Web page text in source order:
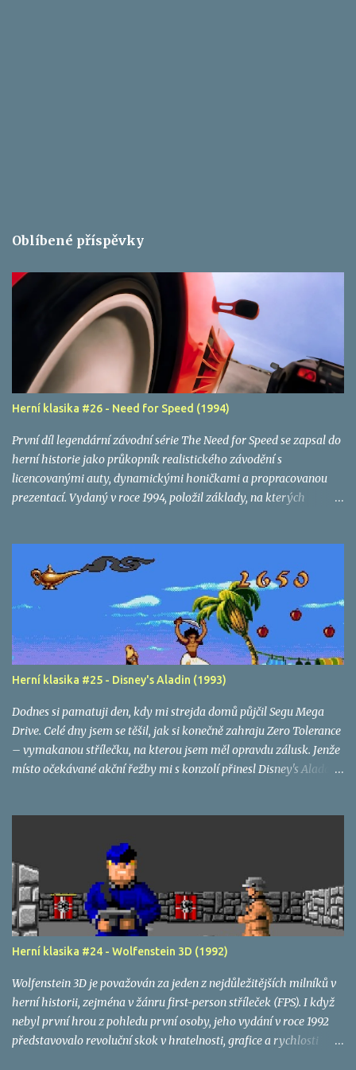
Oblíbené příspěvky
Herní klasika #26 - Need for Speed (1994)
První díl legendární závodní série The Need for Speed se zapsal do
herní historie jako průkopník realistického závodění s
licencovanými auty, dynamickými honičkami a propracovanou
prezentací. Vydaný v roce 1994, položil základy, na kterých
Herní klasika #25 - Disney's Aladin (1993)
Dodnes si pamatuji den, kdy mi strejda domů půjčil Segu Mega
Drive. Celé dny jsem se těšil, jak si konečně zahraju Zero Tolerance
– vymakanou střílečku, na kterou jsem měl opravdu zálusk. Jenže
místo očekávané akční řežby mi s konzolí přinesl Disney's Aladdin
kterou jsem tolik chtěl.
Herní klasika #24 - Wolfenstein 3D (1992)
Wolfenstein 3D je považován za jeden z nejdůležitějších milníků v
herní historii, zejména v žánru first-person stříleček (FPS). I když
nebyl první hrou z pohledu první osoby, jeho vydání v roce 1992
představovalo revoluční skok v hratelnosti, grafice a rychlosti